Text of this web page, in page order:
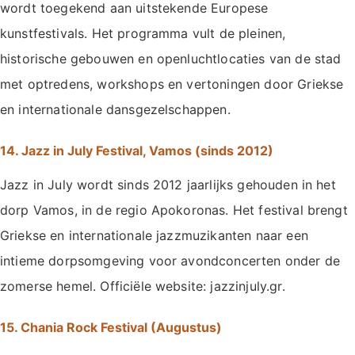
wordt toegekend aan uitstekende Europese
kunstfestivals. Het programma vult de pleinen,
historische gebouwen en openluchtlocaties van de stad
met optredens, workshops en vertoningen door Griekse
en internationale dansgezelschappen.
14. Jazz in July Festival, Vamos (sinds 2012)
Jazz in July wordt sinds 2012 jaarlijks gehouden in het
dorp Vamos, in de regio Apokoronas. Het festival brengt
Griekse en internationale jazzmuzikanten naar een
intieme dorpsomgeving voor avondconcerten onder de
zomerse hemel. Officiële website: jazzinjuly.gr.
15. Chania Rock Festival (Augustus)